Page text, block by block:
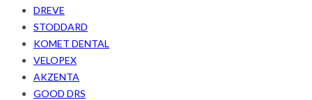
DREVE
STODDARD
KOMET DENTAL
VELOPEX
AKZENTA
GOOD DRS